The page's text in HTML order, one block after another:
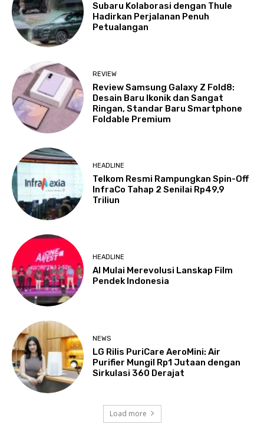
Subaru Kolaborasi dengan Thule
Hadirkan Perjalanan Penuh
Petualangan
REVIEW
Review Samsung Galaxy Z Fold8:
Desain Baru Ikonik dan Sangat
Ringan, Standar Baru Smartphone
Foldable Premium
HEADLINE
Telkom Resmi Rampungkan Spin-Off
InfraCo Tahap 2 Senilai Rp49,9
Triliun
HEADLINE
AI Mulai Merevolusi Lanskap Film
Pendek Indonesia
NEWS
LG Rilis PuriCare AeroMini: Air
Purifier Mungil Rp1 Jutaan dengan
Sirkulasi 360 Derajat
Load more